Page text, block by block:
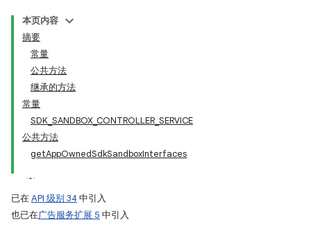
本页内容
摘要
常量
公共方法
继承的方法
常量
SDK_SANDBOX_CONTROLLER_SERVICE
公共方法
getAppOwnedSdkSandboxInterfaces
已在API 级别 34 中引入
也已在广告服务扩展 5 中引入